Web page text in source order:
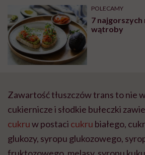
POLECAMY
7
wątroby
Zawartość tłuszczów trans to nie
cukiernicze i słodkie bułeczki
cukruw postaci cukru białego,
glukozy, syropu glukozowego,